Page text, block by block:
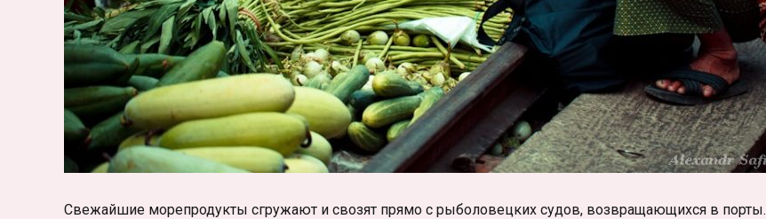
Свежайшие морепродукты сгружают и свозят прямо с рыболовецких судов, возвращающихся в порты.